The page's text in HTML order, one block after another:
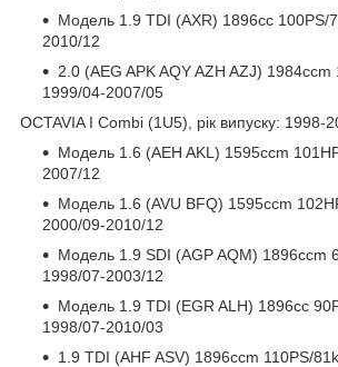
Модель 1.9 TDI (AXR) 1896cc 100PS/
2010/12
2.0 (AEG APK AQY AZH AZJ) 1984ccm
1999/04-2007/05
OCTAVIA I Combi (1U5), рік випуску: 1998-
Модель 1.6 (AEH AKL) 1595ccm
2007/12
Модель 1.6 (AVU BFQ) 1595ccm
2000/09-2010/12
Модель 1.9 SDI (AGP AQM) 1896ccm
1998/07-2003/12
Модель 1.9 TDI (EGR ALH) 1896cc
1998/07-2010/03
1.9 TDI (AHF ASV) 1896ccm 110PS/